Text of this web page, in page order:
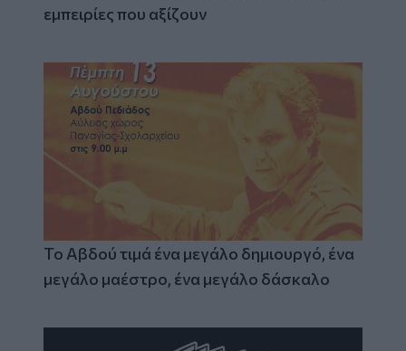
εμπειρίες που αξίζουν
Το Αβδού τιμά ένα μεγάλο δημιουργό, ένα
μεγάλο μαέστρο, ένα μεγάλο δάσκαλο